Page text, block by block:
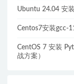
Ubuntu 24.04 安
Centos7安装gcc-
CentOS 7 安装
战方案）